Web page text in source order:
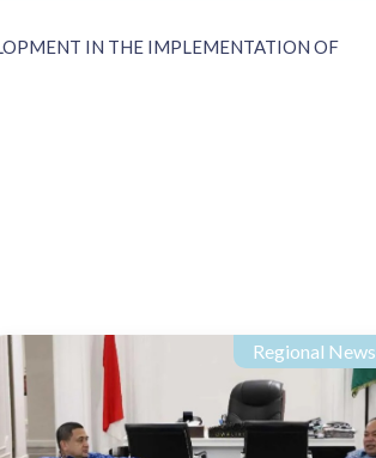
IN THE IMPLEMENTATION OF
Regional News